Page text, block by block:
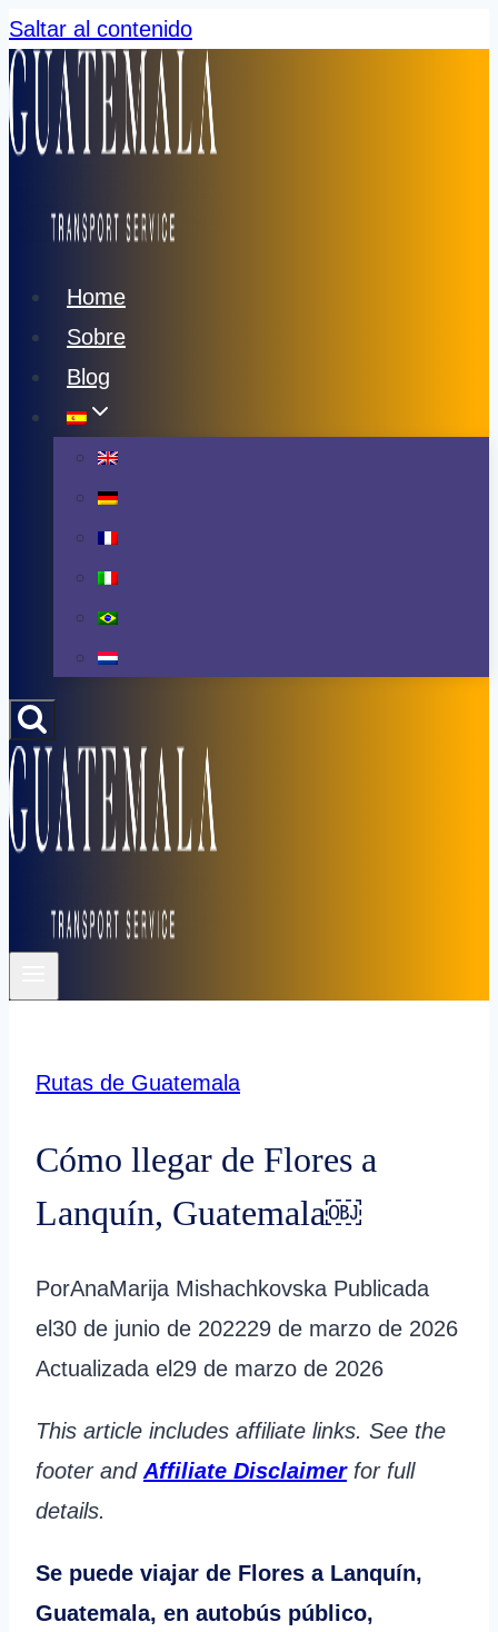
Saltar al contenido
Home
Sobre
Blog
Rutas de Guatemala
Cómo llegar de Flores a
Lanquín, Guatemala￼
PorAnaMarija Mishachkovska Publicada
el 30 de junio de 202229 de marzo de 2026
Actualizada el 29 de marzo de 2026
This article includes affiliate links. See the
footer and Affiliate Disclaimerfor full
details.
Se puede viajar de Flores a Lanquín,
Guatemala, en autobús público,